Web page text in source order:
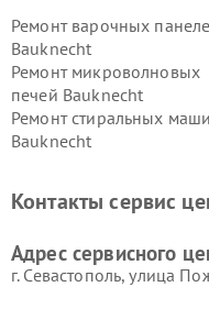
Ремонт варочных
Bauknecht
Ремонт микроволновых
печей Bauknecht
Ремонт стиральных
Bauknecht
Контакты сервис
Адрес сервисного
г. Севастополь, улица